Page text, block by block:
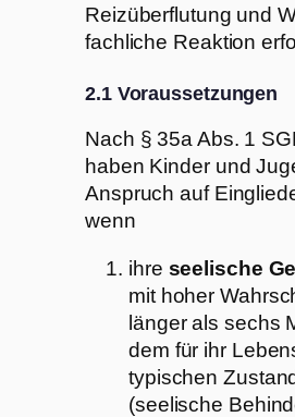
Reizüberflutung und
fachliche Reaktion
2.1 Voraussetzungen
Nach § 35a Abs. 1
haben Kinder und
Anspruch auf
wenn
ihre seelische
mit hoher
länger als sechs
dem für ihr
typischen
(seelische